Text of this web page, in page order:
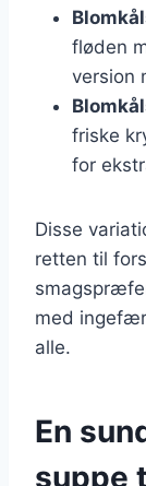
fløden
version
friske
for
Disse
retten til
med
alle.
En
suppe